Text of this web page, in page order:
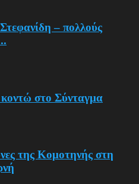
– πολλούς
κοντώ στο Σύνταγμα
της Κομοτηνής στη